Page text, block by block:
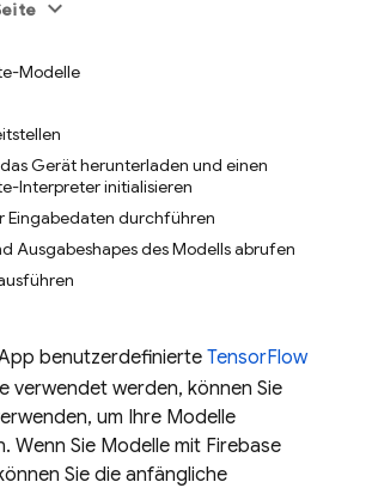
Modelle
Gerät herunterladen und einen
Interpreter initialisieren
Eingabedaten durchführen
Ausgabeshapes des Modells abrufen
benutzerdefinierte TensorFlow
verwendet werden, können Sie
um Ihre Modelle
Wenn Sie Modelle mit Firebase
Sie die anfängliche